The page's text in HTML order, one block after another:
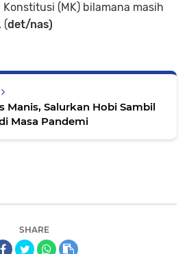
(MK) bilamana masih
(det/nas)
Manis, Salurkan Hobi Sambil
Masa Pandemi
SHARE